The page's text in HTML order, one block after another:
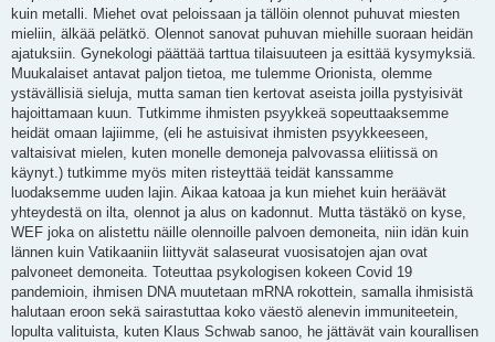
kuin metalli. Miehet ovat peloissaan ja tällöin olennot puhuvat miesten
mieliin, älkää pelätkö. Olennot sanovat puhuvan miehille suoraan heidän
ajatuksiin. Gynekologi päättää tarttua tilaisuuteen ja esittää kysymyksiä.
Muukalaiset antavat paljon tietoa, me tulemme Orionista, olemme
ystävällisiä sieluja, mutta saman tien kertovat aseista joilla pystyisivät
hajoittamaan kuun. Tutkimme ihmisten psyykkeä sopeuttaaksemme
heidät omaan lajiimme, (eli he astuisivat ihmisten psyykkeeseen,
valtaisivat mielen, kuten monelle demoneja palvovassa eliitissä on
käynyt.) tutkimme myös miten risteyttää teidät kanssamme
luodaksemme uuden lajin. Aikaa katoaa ja kun miehet kuin heräävät
yhteydestä on ilta, olennot ja alus on kadonnut. Mutta tästäkö on kyse,
WEF joka on alistettu näille olennoille palvoen demoneita, niin idän kuin
lännen kuin Vatikaaniin liittyvät salaseurat vuosisatojen ajan ovat
palvoneet demoneita. Toteuttaa psykologisen kokeen Covid 19
pandemioin, ihmisen DNA muutetaan mRNA rokottein, samalla ihmisistä
halutaan eroon sekä sairastuttaa koko väestö alenevin immuniteetein,
lopulta valituista, kuten Klaus Schwab sanoo, he jättävät vain kourallisen